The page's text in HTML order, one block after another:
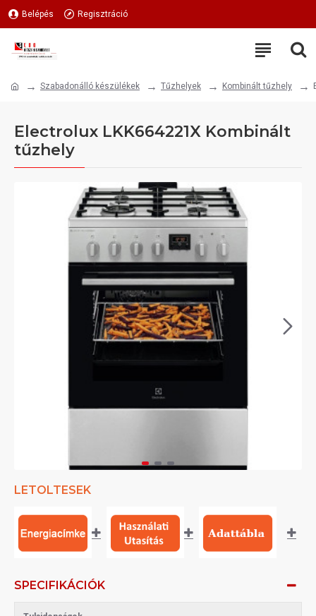
Belépés Regisztráció
Szabadonálló készülékek Tűzhelyek Kombinált tűzhely
Electrolux LKK664221X Kombinált
tűzhely
LETOLTESEK
SPECIFIKÁCIÓK